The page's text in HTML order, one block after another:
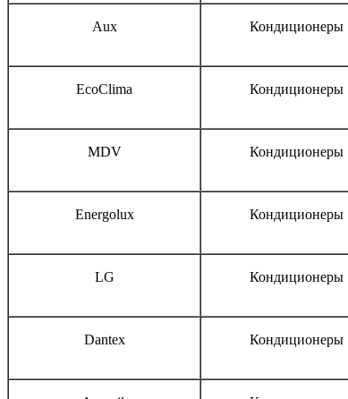
Aux
Кондиционеры
EcoClima
Кондиционеры
MDV
Кондиционеры
Energolux
Кондиционеры
LG
Кондиционеры
Dantex
Кондиционеры